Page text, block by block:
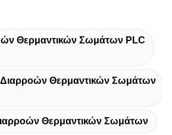
Θερμαντικών Σωμάτων PLC
Διαρροών Θερμαντικών Σωμάτων
Θερμαντικών Σωμάτων